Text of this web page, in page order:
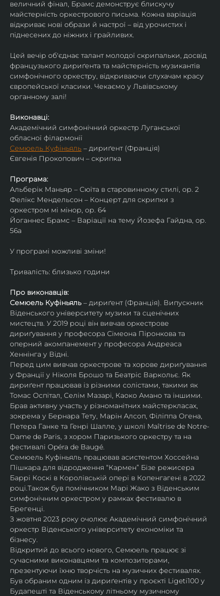
величний фінал, Брамс демонструє блискучу
майстерність оркестрового письма. Кожна варіація
відкриває нові образи й настрої – від урочистих і
піднесених до ніжних і грайливих.
Цей вечір об'єднає талант молодої скрипальки, досвід
французького дириґента та майстерність музикантів
симфонічного оркестру, відкриваючи слухачам красу
європейської класики. Чекаємо у Львівському
органному залі!
Виконавці:
Академічний симфонічний оркестр Луганської
обласної філармонії
Семюель Куфіньяль – дириґент (Франція)
Євгенія Прокопович – скрипка
Програма:
Альберік Маньяр – Сюїта в старовинному стилі, ор. 2
Фелікс Мендельсон – Концерт для скрипки з
оркестром мі мінор, ор. 64
Йоганнес Брамс – Варіації на тему Йозефа Гайдна, ор.
56a
У програмі можливі зміни!
Тривалість: близько години
Про виконавців:
Семюель Куфіньяль – дириґент (Франція). Випускник
Віденського університету музики та сценічних
мистецтв. У 2019 році він вивчав оркестрове
дириґування у професора Сімеона Піронкова та
оперний акомпанемент у професора Андреаса
Хеннінга у Відні.
Перед цим вивчав оркестрове та хорове дириґування
у Франції у Ніколя Брошо та Беатріс Варкольє. Як
дириґент працював із різними солістами, такими як
Томас Оспітал, Селім Мазарі, Каоко Амано та іншими.
Брав активну участь у різноманітних майстеркласах,
зокрема у Бернара Тету, Марін Алсоп, Філіппа Огена,
Петера Ганке та Генрі Шалле, у школі Maîtrise de Notre-
Dame de Paris, з хором Паризького оркестру та на
фестивалі Opéra de Baugé.
Семюель Куфіньяль працював асистентом Хоссейна
Пішкара для відродження “Кармен” Бізе режисера
Баррі Коскі в Королівській опері в Копенгагені в 2022
році.Також був помічником Марі Жако з Віденським
симфонічним оркестром у рамках фестивалю в
Брегенці.
З жовтня 2023 року очолює Академічний симфонічний
оркестр Віденського університету економіки та
бізнесу.
Відкритий до всього нового, Семюель працює зі
сучасними виконавцями та композиторами,
презентуючи їхню творчість на музичних фестивалях.
Був обраним одним із дириґентів у проєкті Ligeti100 у
Будапешті та Віденському літньому музичному